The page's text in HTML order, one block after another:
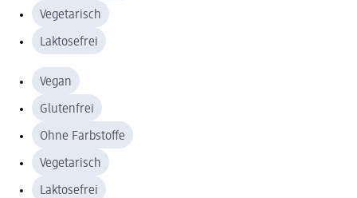
Vegetarisch
Laktosefrei
Vegan
Glutenfrei
Ohne Farbstoffe
Vegetarisch
Laktosefrei